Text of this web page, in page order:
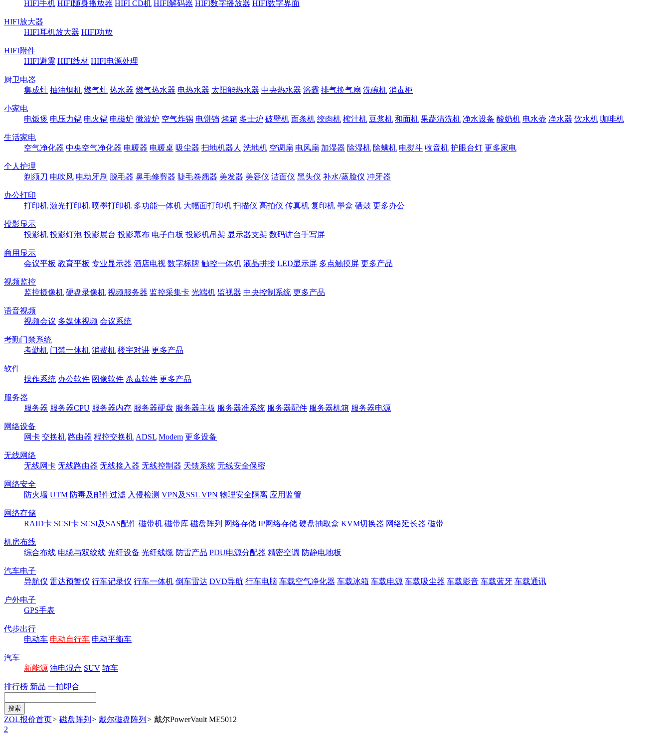
HIFI手机 HIFI随身播放器 HIFI CD机 HIFI解码器 HIFI数字播放器 HIFI数字界面
HIFI放大器
HIFI耳机放大器 HIFI功放
HIFI附件
HIFI避震 HIFI线材 HIFI电源处理
厨卫电器
集成灶 抽油烟机 燃气灶 热水器 燃气热水器 电热水器 太阳能热水器 中央热水器 浴霸 排气换气扇 洗碗机 消毒柜
小家电
电饭煲 电压力锅 电火锅 电磁炉 微波炉 空气炸锅 电饼铛 烤箱 多士炉 破壁机 面条机 绞肉机 榨汁机 豆浆机 和面机 果蔬清洗机 净水设备 酸奶机 电水壶 净水器 饮水机 咖啡机
生活家电
空气净化器 中央空气净化器 电暖器 电暖桌 吸尘器 扫地机器人 洗地机 空调扇 电风扇 加湿器 除湿机 除螨机 电熨斗 收音机 护眼台灯 更多家电
个人护理
剃须刀 电吹风 电动牙刷 脱毛器 鼻毛修剪器 睫毛卷翘器 美发器 美容仪 洁面仪 黑头仪 补水/蒸脸仪 冲牙器
办公打印
打印机 激光打印机 喷墨打印机 多功能一体机 大幅面打印机 扫描仪 高拍仪 传真机 复印机 墨盒 硒鼓 更多办公
投影显示
投影机 投影灯泡 投影展台 投影幕布 电子白板 投影机吊架 显示器支架 数码讲台手写屏
商用显示
会议平板 教育平板 专业显示器 酒店电视 数字标牌 触控一体机 液晶拼接 LED显示屏 多点触摸屏 更多产品
视频监控
监控摄像机 硬盘录像机 视频服务器 监控采集卡 光端机 监视器 中央控制系统 更多产品
语音视频
视频会议 多媒体视频 会议系统
考勤门禁系统
考勤机 门禁一体机 消费机 楼宇对讲 更多产品
软件
操作系统 办公软件 图像软件 杀毒软件 更多产品
服务器
服务器 服务器CPU 服务器内存 服务器硬盘 服务器主板 服务器准系统 服务器配件 服务器机箱 服务器电源
网络设备
网卡 交换机 路由器 程控交换机 ADSL Modem 更多设备
无线网络
无线网卡 无线路由器 无线接入器 无线控制器 天馈系统 无线安全保密
网络安全
防火墙 UTM 防毒及邮件过滤 入侵检测 VPN及SSL VPN 物理安全隔离 应用监管
网络存储
RAID卡 SCSI卡 SCSI及SAS配件 磁带机 磁带库 磁盘阵列 网络存储 IP网络存储 硬盘抽取盒 KVM切换器 网络延长器 磁带
机房布线
综合布线 电缆与双绞线 光纤设备 光纤线缆 防雷产品 PDU电源分配器 精密空调 防静电地板
汽车电子
导航仪 雷达预警仪 行车记录仪 行车一体机 倒车雷达 DVD导航 行车电脑 车载空气净化器 车载冰箱 车载电源 车载吸尘器 车载影音 车载蓝牙 车载通讯
户外电子
GPS手表
代步出行
电动车 电动自行车 电动平衡车
汽车
新能源 油电混合 SUV 轿车
排行榜 新品 一拍即合
ZOL报价首页> 磁盘阵列 > 戴尔磁盘阵列 > 戴尔PowerVault ME5012
2